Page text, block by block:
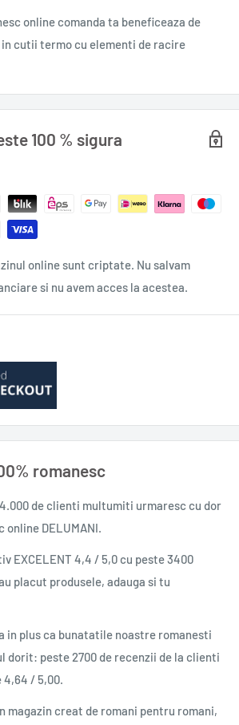
online comanda ta beneficeaza de
cutii termo cu elementi de racire
100 % sigura
online sunt criptate. Nu salvam
si nu avem acces la acestea.
romanesc
de clienti multumiti urmaresc cu dor
online DELUMANI.
EXCELENT 4,4 / 5,0 cu peste 3400
placut produsele, adauga si tu
in plus ca bunatatile noastre romanesti
dorit: peste 2700 de recenzii de la clienti
4,64 / 5,00.
magazin creat de romani pentru romani,